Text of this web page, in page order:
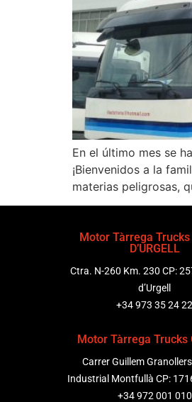
En el último mes se
¡Bienvenidos a la
materias peligrosas,
Motor Tàrrega Trucks
D’URGELL
Ctra. N-260 Km. 230 CP:
d’Urgell
+34 973 35 24 22
Motor Tàrrega Trucks
Carrer Guillem
Industrial Montfullà CP:
+34 972 001 010